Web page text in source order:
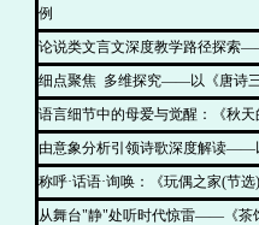
例
论说类文言文深度教学路径探索
细点聚焦 多维探究——以《唐诗
语言细节中的母爱与觉醒：《秋
由意象分析引领诗歌深度解读——
称呼·话语·询唤：《玩偶之家(节
从舞台"静"处听时代惊雷——《茶